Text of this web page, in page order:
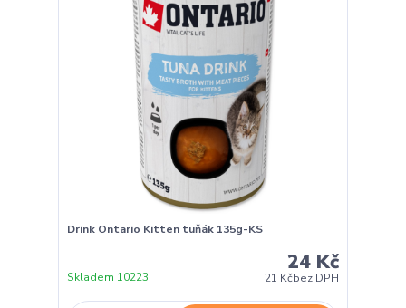
Drink Ontario Kitten tuňák 135g-KS
24 Kč
21 Kčbez DPH
Skladem 10223